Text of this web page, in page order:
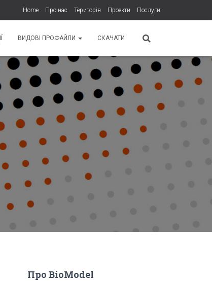
Home Про нас Територія Проекти Послуги
ВИДОВІ ПРОФАЙЛИ СКАЧАТИ
Про BioModel